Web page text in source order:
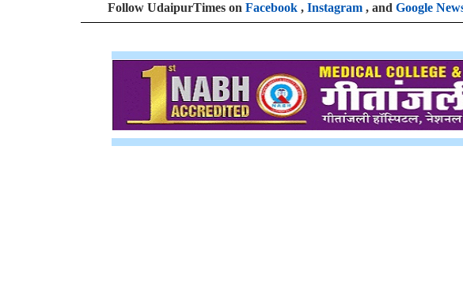
Follow UdaipurTimes on Facebook , Instagram , and Google